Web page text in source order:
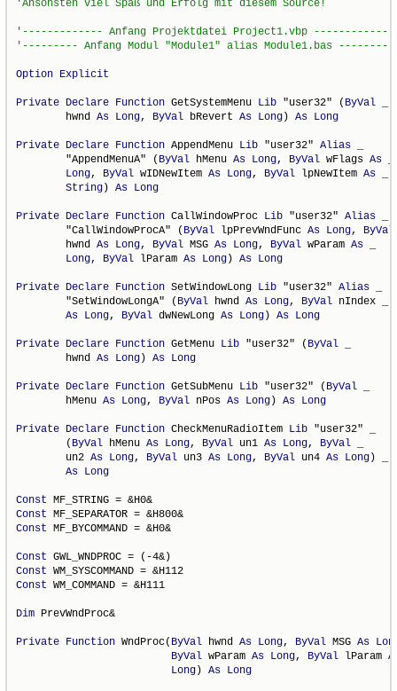
Option Explicit
Private Declare Function GetSystemMenu Lib "user32" ( ByVal
        hwnd
As Long, ByVal bRevert As Long) As Long
Private Declare Function AppendMenu Lib "user32" Alias
        "AppendMenuA" (
ByVal hMenu As Long, ByVal wFlags As
Long, ByVal wIDNewItem As Long, ByVal lpNewItem As
String) As Long
Private Declare Function CallWindowProc Lib "user32" Alias
        "CallWindowProcA" (
ByVal lpPrevWndFunc As Long, ByVal
        hwnd
As Long, ByVal MSG As Long, ByVal wParam As
Long, ByVal lParam As Long) As Long
Private Declare Function SetWindowLong Lib "user32" Alias
        "SetWindowLongA" (
ByVal hwnd As Long, ByVal nIndex _
As Long, ByVal dwNewLong As Long) As Long
Private Declare Function GetMenu Lib "user32" ( ByVal
        hwnd
As Long) As Long
Private Declare Function GetSubMenu Lib "user32" ( ByVal
        hMenu
As Long, ByVal nPos As Long) As Long
Private Declare Function CheckMenuRadioItem Lib "user32" _
        (
ByVal hMenu As Long, ByVal un1 As Long, ByVal
        un2
As Long, ByVal un3 As Long, ByVal un4 As Long) _
As Long
Const
Const
Const MF_BYCOMMAND = &H0&
Const
Const
Const WM_COMMAND = &H111
Dim PrevWndProc&
Private Function WndProc( ByVal hwnd As Long, ByVal MSG As
ByVal wParam As Long, ByVal lParam
Long) As Long